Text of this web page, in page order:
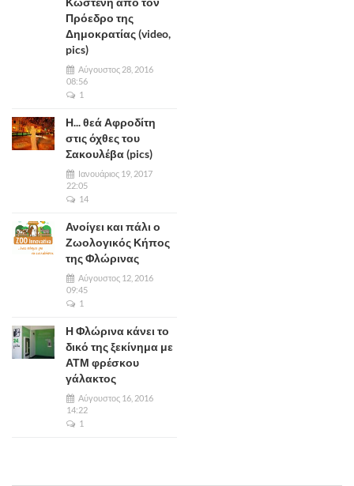
Πρόεδρο της
Δημοκρατίας (video,
pics)
Αύγουστος 28, 2016
08:56
1
Η... θεά Αφροδίτη
στις όχθες του
Σακουλέβα (pics)
Ιανουάριος 19, 2017
22:05
14
Ανοίγει και πάλι ο
Ζωολογικός Κήπος
της Φλώρινας
Αύγουστος 12, 2016
09:45
1
Η Φλώρινα κάνει το
δικό της ξεκίνημα με
ΑΤΜ φρέσκου
γάλακτος
Αύγουστος 16, 2016
14:22
1